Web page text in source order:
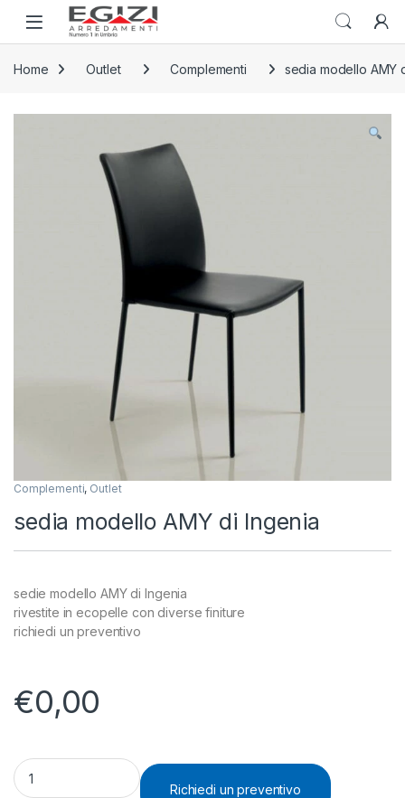
Skip to navigation
Skip to content
Open
Home Outlet Complementi sedia modello AMY
Complementi, Outlet
sedia modello AMY di Ingenia
sedie modello AMY di Ingenia
rivestite in ecopelle con diverse finiture
richiedi un preventivo
€0,00
sedia modello AMY di Ingenia quantity
Richiedi un preventivo